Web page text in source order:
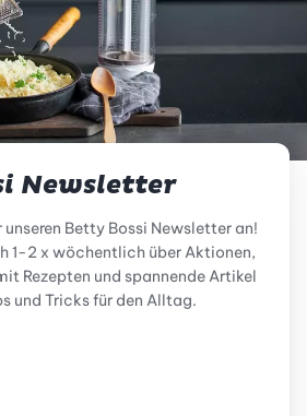
Newsletter
Betty Bossi Newsletter an!
1-2 x wöchentlich über Aktionen,
Rezepten und spannende Artikel
und Tricks für den Alltag.